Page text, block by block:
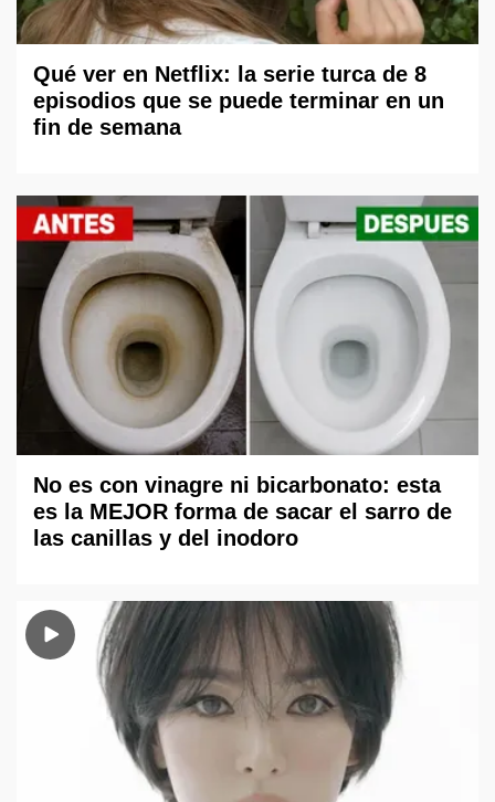
Qué ver en Netflix: la serie turca de 8
episodios que se puede terminar en un
fin de semana
No es con vinagre ni bicarbonato: esta
es la MEJOR forma de sacar el sarro de
las canillas y del inodoro